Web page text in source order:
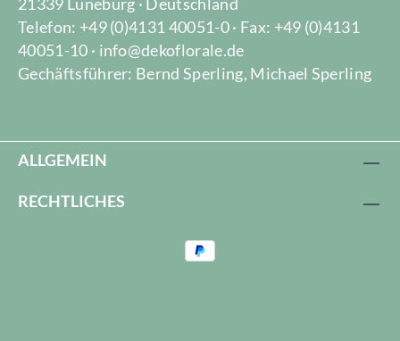
21339 Lüneburg · Deutschland
Telefon: +49 (0)4131 40051-0 · Fax: +49 (0)4131
40051-10 · info@dekoflorale.de
Gechäftsführer: Bernd Sperling, Michael Sperling
ALLGEMEIN
RECHTLICHES